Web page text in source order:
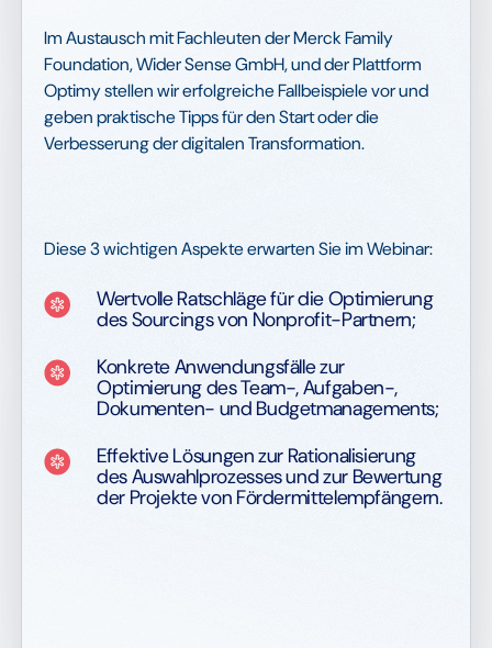
Im Austausch mit Fachleuten der Merck Family
Foundation, Wider Sense GmbH, und der Plattform
Optimy stellen wir erfolgreiche Fallbeispiele vor und
geben praktische Tipps für den Start oder die
Verbesserung der digitalen Transformation.
Diese 3 wichtigen Aspekte erwarten Sie im Webinar:
Wertvolle Ratschläge für die Optimierung
des Sourcings von Nonprofit-Partnern;
Konkrete Anwendungsfälle zur
Optimierung des Team-, Aufgaben-,
Dokumenten- und Budgetmanagements;
Effektive Lösungen zur Rationalisierung
des Auswahlprozesses und zur Bewertung
der Projekte von Fördermittelempfängern.